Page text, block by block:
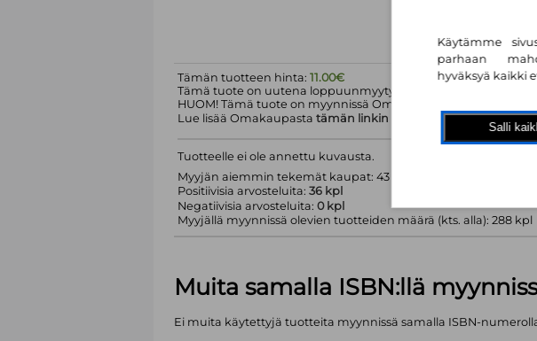
Tämän tuotteen hinta: 11.00€
Tämä tuote on uutena loppuunmyyty.
HUOM! Tämä tuote on myynnissä Omakaupassa
Lue lisää Omakaupasta tämän linkin
Tuotteelle ei ole annettu kuvausta.
Myyjän aiemmin tekemät kaupat: 43 kpl
Positiivisia arvosteluita: 36 kpl
Negatiivisia arvosteluita: 0 kpl
Myyjällä myynnissä olevien tuotteiden määrä (kts. alla): 288 kpl
Muita samalla ISBN:llä
Ei muita käytettyjä tuotteita myynnissä samalla ISBN-
Käytämme
parhaan
hyväksyä kaikki
Salli